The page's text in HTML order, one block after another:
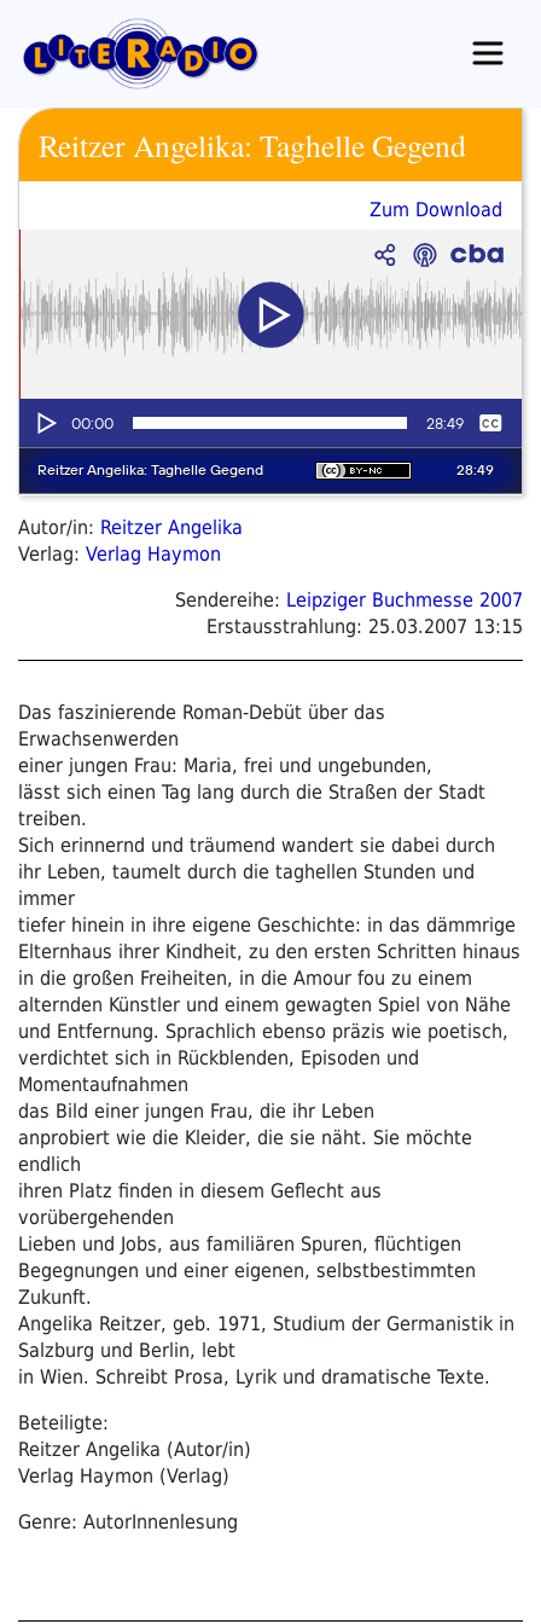
Inhalt
springen
Reitzer Angelika: Taghelle Gegend
Zum Download
Autor/in: Reitzer Angelika
Verlag: Verlag Haymon
Sendereihe: Leipziger Buchmesse 2007
Erstausstrahlung: 25.03.2007 13:15
Das faszinierende Roman-Debüt über das
Erwachsenwerden
einer jungen Frau: Maria, frei und ungebunden,
lässt sich einen Tag lang durch die Straßen der Stadt
treiben.
Sich erinnernd und träumend wandert sie dabei durch
ihr Leben, taumelt durch die taghellen Stunden und
immer
tiefer hinein in ihre eigene Geschichte: in das dämmrige
Elternhaus ihrer Kindheit, zu den ersten Schritten hinaus
in die großen Freiheiten, in die Amour fou zu einem
alternden Künstler und einem gewagten Spiel von Nähe
und Entfernung. Sprachlich ebenso präzis wie poetisch,
verdichtet sich in Rückblenden, Episoden und
Momentaufnahmen
das Bild einer jungen Frau, die ihr Leben
anprobiert wie die Kleider, die sie näht. Sie möchte
endlich
ihren Platz finden in diesem Geflecht aus
vorübergehenden
Lieben und Jobs, aus familiären Spuren, flüchtigen
Begegnungen und einer eigenen, selbstbestimmten
Zukunft.
Angelika Reitzer, geb. 1971, Studium der Germanistik in
Salzburg und Berlin, lebt
in Wien. Schreibt Prosa, Lyrik und dramatische Texte.
Beteiligte:
Reitzer Angelika (Autor/in)
Verlag Haymon (Verlag)
Genre: AutorInnenlesung